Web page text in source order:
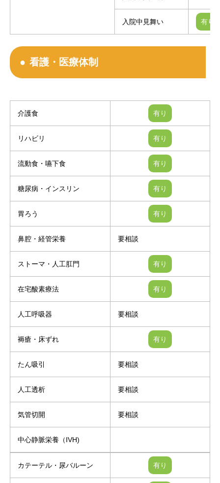
入院中見舞い
看護・医療体制
介護食
リハビリ
流動食・嚥下食
糖尿病・インスリン
胃ろう
鼻腔・経管栄養 要相談
ストーマ・人工肛門
在宅酸素療法
人工呼吸器 要相談
褥瘡・床ずれ
たん吸引 要相談
人工透析 要相談
気管切開 要相談
中心静脈栄養（IVH)
カテーテル・尿バルーン